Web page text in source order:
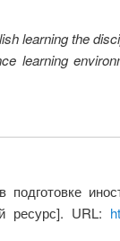
learning the
learning
ресурс]. URL: